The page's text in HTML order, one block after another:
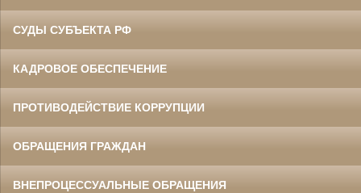
СУДЫ СУБЪЕКТА РФ
КАДРОВОЕ ОБЕСПЕЧЕНИЕ
ПРОТИВОДЕЙСТВИЕ КОРРУПЦИИ
ОБРАЩЕНИЯ ГРАЖДАН
ВНЕПРОЦЕССУАЛЬНЫЕ ОБРАЩЕНИЯ